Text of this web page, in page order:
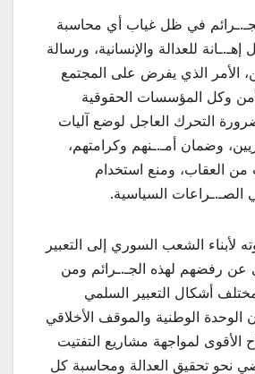
في ظل غياب أي محاسبة
للعدالة والإنسانية، ورسالة
الأمر الذي يفرض على المجتمع
وكل المؤسسات الحقوقية
ضرورة التحرك العاجل لوضع آليات
وضمان أمـ.ـنهم وكرامتهم،
من العقاب، ومنع استخدام
الصـ.ـراعات السياسية.
لأبناء الشعب السوري إلى التعبير
عن رفضهم لهذه الجـ.ـرائم ومن
أشكال التعبير السلمي
الوحدة الوطنية والموقف الأخلاقي
الأقوى لمواجهة مشاريع التفتيت
نحو تحقيق العدالة ومحاسبة كل